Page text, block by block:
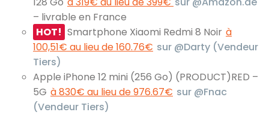
– livrable en France
HOT! Smartphone Xiaomi Redmi 8 Noir à
100,51€ au lieu de 160.76€ sur @Darty (Vendeur
Tiers)
Apple iPhone 12 mini (256 Go) (PRODUCT)RED –
5G à 830€ au lieu de 976.67€ sur @Fnac
(Vendeur Tiers)